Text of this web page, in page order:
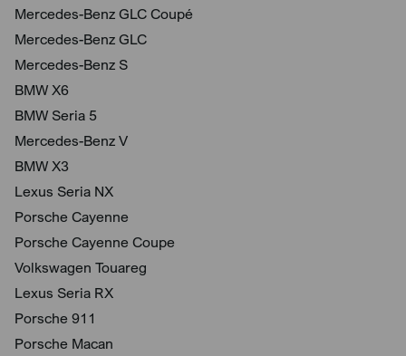
Mercedes-Benz GLC Coupé
Mercedes-Benz GLC
Mercedes-Benz S
BMW X6
BMW Seria 5
Mercedes-Benz V
BMW X3
Lexus Seria NX
Porsche Cayenne
Porsche Cayenne Coupe
Volkswagen Touareg
Lexus Seria RX
Porsche 911
Porsche Macan